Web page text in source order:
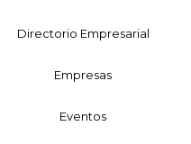
Directorio Empresarial
Empresas
Eventos